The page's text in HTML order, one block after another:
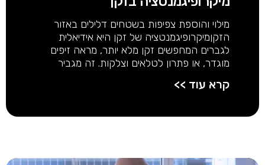
מילוי והוספת צפיפות בשטחים דלילים באזור
הזקןמיקרופיגמנטציה של זקן היא אידיאלית
לגברים המחפשים זקן מלא יותר, מראה זיפים
מוגדר, או פתרון לטלאים וצלקות. זה מגביר
קרא עוד >>